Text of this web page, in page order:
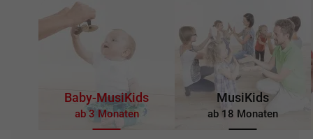
Baby-MusiKids
ab 3 Monaten
MusiKids
ab 18 Monaten